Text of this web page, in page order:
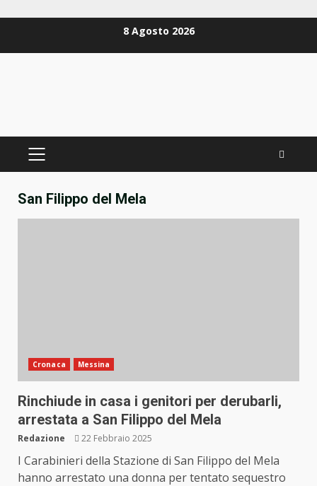
8 Agosto 2026
PRIMÄRES
San Filippo del Mela
Cronaca Messina
Rinchiude in casa i genitori per derubarli,
arrestata a San Filippo del Mela
Redazione 22 Febbraio 2025
I Carabinieri della Stazione di San Filippo del Mela
hanno arrestato una donna per tentato sequestro